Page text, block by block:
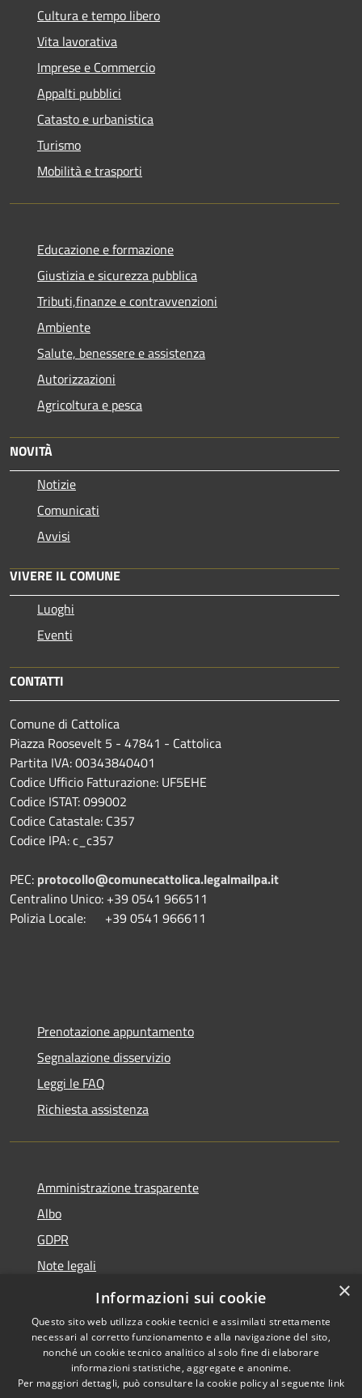
Cultura e tempo libero
Vita lavorativa
Imprese e Commercio
Appalti pubblici
Catasto e urbanistica
Turismo
Mobilità e trasporti
Educazione e formazione
Giustizia e sicurezza pubblica
Tributi,finanze e contravvenzioni
Ambiente
Salute, benessere e assistenza
Autorizzazioni
Agricoltura e pesca
NOVITÀ
Notizie
Comunicati
Avvisi
VIVERE IL COMUNE
Luoghi
Eventi
CONTATTI
Comune di Cattolica
Piazza Roosevelt 5 - 47841 - Cattolica
Partita IVA: 00343840401
Codice Ufficio Fatturazione: UF5EHE
Codice ISTAT: 099002
Codice Catastale: C357
Codice IPA: c_c357
PEC: protocollo@comunecattolica.legalmailpa.it
Centralino Unico: +39 0541 966511
Polizia Locale: +39 0541 966611
Prenotazione appuntamento
Segnalazione disservizio
Leggi le FAQ
Richiesta assistenza
Amministrazione trasparente
Albo
GDPR
Note legali
Dichiarazione di accessibilità
Accessibilità
Copyright © 2026 • Comune di
Cattolica • Powered by
×
Informazioni sui cookie
Questo sito web utilizza cookie tecnici e assimilati strettamente
necessari al corretto funzionamento e alla navigazione del sito,
nonché un cookie tecnico analitico al solo fine di elaborare
informazioni statistiche, aggregate e anonime.
Per maggiori dettagli, può consultare la cookie policy al seguente link